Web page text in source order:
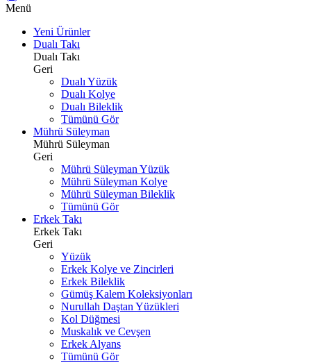
Menü
Yeni Ürünler
Dualı Takı
Dualı Takı
Geri
Dualı Yüzük
Dualı Kolye
Dualı Bileklik
Tümünü Gör
Mührü Süleyman
Mührü Süleyman
Geri
Mührü Süleyman Yüzük
Mührü Süleyman Kolye
Mührü Süleyman Bileklik
Tümünü Gör
Erkek Takı
Erkek Takı
Geri
Yüzük
Erkek Kolye ve Zincirleri
Erkek Bileklik
Gümüş Kalem Koleksiyonları
Nurullah Daştan Yüzükleri
Kol Düğmesi
Muskalık ve Cevşen
Erkek Alyans
Tümünü Gör